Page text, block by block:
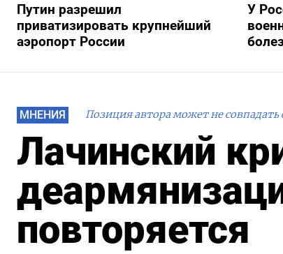
Путин разрешил
приватизировать крупнейший
аэропорт России
У
МНЕНИЯ Позиция автора может не совпадать
Лачинский
повторяется